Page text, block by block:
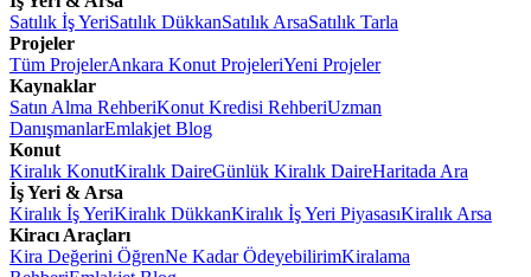
Satılık İş YeriSatılık DükkanSatılık ArsaSatılık Tarla
Projeler
Tüm ProjelerAnkara Konut ProjeleriYeni Projeler
Kaynaklar
Satın Alma RehberiKonut Kredisi RehberiUzman
DanışmanlarEmlakjet Blog
Konut
Kiralık KonutKiralık DaireGünlük Kiralık DaireHaritada Ara
İş Yeri & Arsa
Kiralık İş YeriKiralık DükkanKiralık İş Yeri PiyasasıKiralık Arsa
Kiracı Araçları
Kira Değerini ÖğrenNe Kadar ÖdeyebilirimKiralama